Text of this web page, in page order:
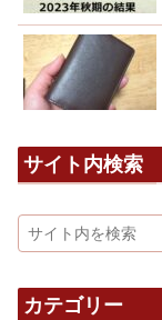
サイト内検索
カテゴリー